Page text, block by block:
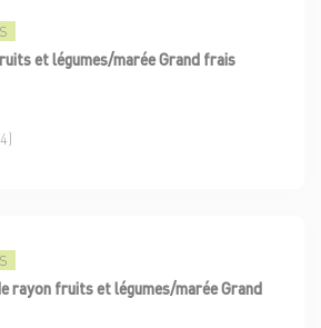
et légumes/marée Grand frais
rayon fruits et légumes/marée Grand